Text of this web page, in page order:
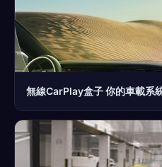
無線CarPlay盒子 你的車載系